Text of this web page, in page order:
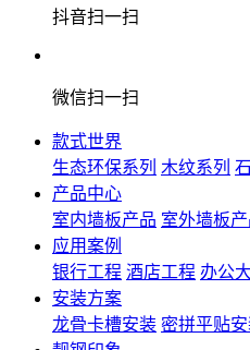
抖音扫一扫
微信扫一扫
款式世界
生态环保系列 木纹系列
产品中心
室内墙板产品 室外墙板
应用案例
银行工程 酒店工程 办公
安装方案
龙骨卡槽安装 密拼平贴